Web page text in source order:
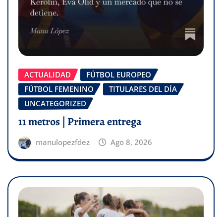
ACTUALIDAD
FÚTBOL EUROPEO
FÚTBOL FEMENINO
TITULARES DEL DÍA
UNCATEGORIZED
11 metros | Primera entrega
manulopezfdez Ago 8, 2026